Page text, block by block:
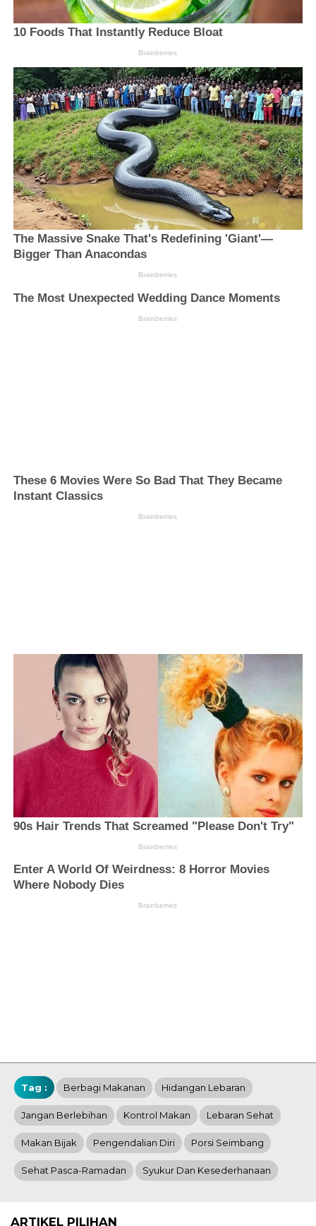
Tag : Berbagi Makanan Hidangan Lebaran
Jangan Berlebihan Kontrol Makan Lebaran Sehat
Makan Bijak Pengendalian Diri Porsi Seimbang
Sehat Pasca-Ramadan Syukur Dan Kesederhanaan
ARTIKEL PILIHAN